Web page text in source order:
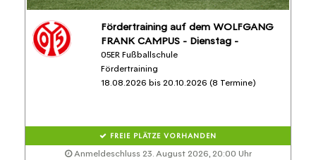
Fördertraining auf dem WOLFGANG
FRANK CAMPUS - Dienstag -
05ER Fußballschule
Fördertraining
18.08.2026 bis 20.10.2026 (8 Termine)
FREIE PLÄTZE VORHANDEN
Anmeldeschluss 23. August 2026, 20:00 Uhr